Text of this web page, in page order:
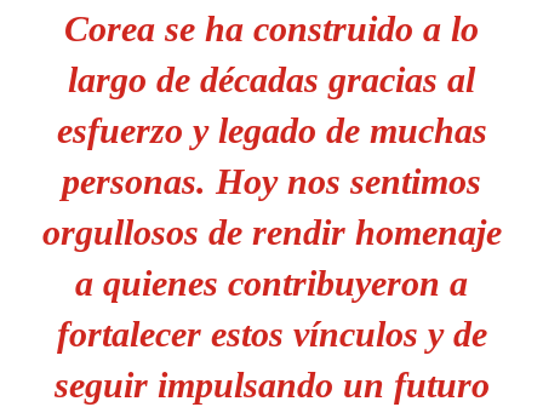
Corea se ha construido a lo
largo de décadas gracias al
esfuerzo y legado de muchas
personas. Hoy nos sentimos
orgullosos de rendir homenaje
a quienes contribuyeron a
fortalecer estos vínculos y de
seguir impulsando un futuro